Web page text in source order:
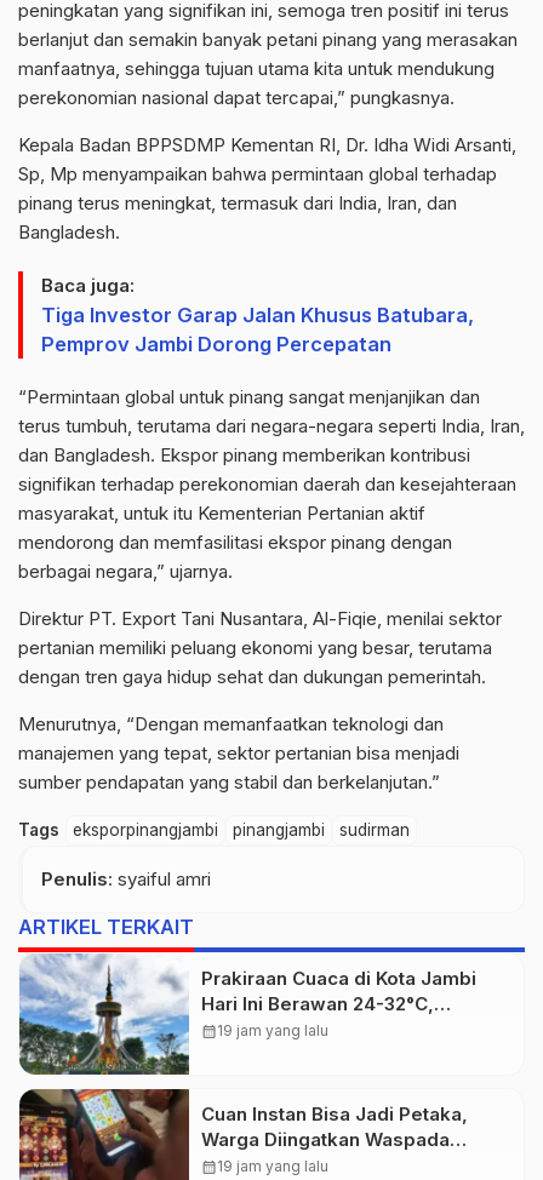
peningkatan yang signifikan ini, semoga tren positif ini terus
berlanjut dan semakin banyak petani pinang yang merasakan
manfaatnya, sehingga tujuan utama kita untuk mendukung
perekonomian nasional dapat tercapai,” pungkasnya.
Kepala Badan BPPSDMP Kementan RI, Dr. Idha Widi Arsanti,
Sp, Mp menyampaikan bahwa permintaan global terhadap
pinang terus meningkat, termasuk dari India, Iran, dan
Bangladesh.
Baca juga:
Tiga Investor Garap Jalan Khusus Batubara,
Pemprov Jambi Dorong Percepatan
“Permintaan global untuk pinang sangat menjanjikan dan
terus tumbuh, terutama dari negara-negara seperti India, Iran,
dan Bangladesh. Ekspor pinang memberikan kontribusi
signifikan terhadap perekonomian daerah dan kesejahteraan
masyarakat, untuk itu Kementerian Pertanian aktif
mendorong dan memfasilitasi ekspor pinang dengan
berbagai negara,” ujarnya.
Direktur PT. Export Tani Nusantara, Al-Fiqie, menilai sektor
pertanian memiliki peluang ekonomi yang besar, terutama
dengan tren gaya hidup sehat dan dukungan pemerintah.
Menurutnya, “Dengan memanfaatkan teknologi dan
manajemen yang tepat, sektor pertanian bisa menjadi
sumber pendapatan yang stabil dan berkelanjutan.”
Tags eksporpinangjambi pinangjambi sudirman
Penulis: syaiful amri
ARTIKEL TERKAIT
Prakiraan Cuaca di Kota Jambi
Hari Ini Berawan 24-32°C,
kelembapan 59-97 persen.
calendar_month19 jam yang lalu
Cuan Instan Bisa Jadi Petaka,
Warga Diingatkan Waspada
Investasi Bodong dan Judi Online
calendar_month19 jam yang lalu